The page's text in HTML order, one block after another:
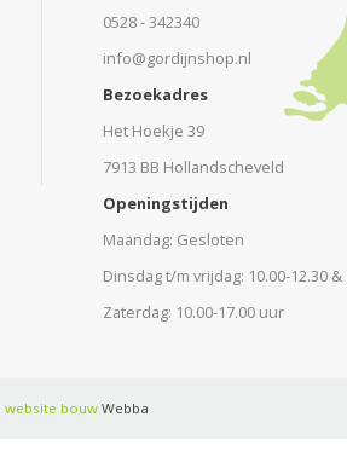
0528 - 342340
info@gordijnshop.nl
Bezoekadres
Het Hoekje 39
7913 BB Hollandscheveld
Openingstijden
Maandag: Gesloten
Dinsdag t/m vrijdag: 10.00-12.30
Zaterdag: 10.00-17.00 uur
website bouwWebba